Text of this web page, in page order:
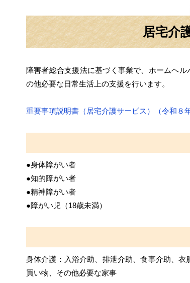
居宅介
障害者総合支援法に基づく事業で、ホームヘ
の他必要な日常生活上の支援を行います。
重要事項説明書（居宅介護サービス）（令和８
●身体障がい者
●知的障がい者
●精神障がい者
●障がい児
（18歳未満）
身体介護：入浴介助、排泄介助、食事介助、衣
買い物、その他必要な家事